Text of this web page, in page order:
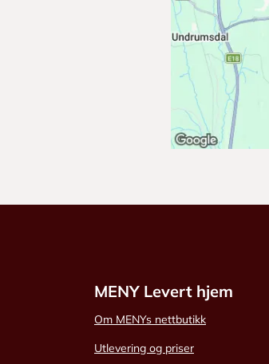
MENY Levert hjem
Om MENYs nettbutikk
Utlevering og priser